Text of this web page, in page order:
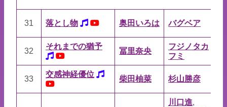
31 落とし物 奥田いろは バグベア
32
それまでの猶予
冨里奈央
フジノタカ
フミ
33
交感神経優位
柴田柚菜 杉山勝彦
川口進,